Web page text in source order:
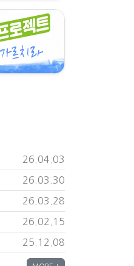
26.04.03
26.03.30
26.03.28
26.02.15
25.12.08